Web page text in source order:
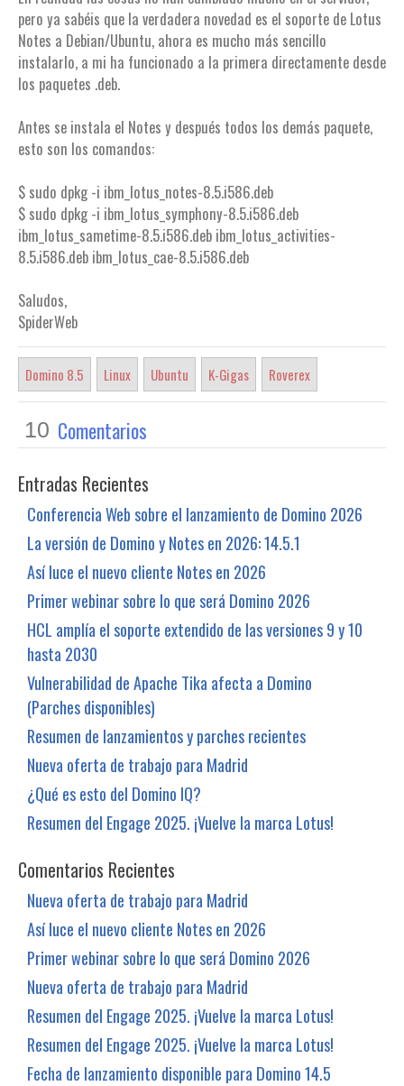
pero ya sabéis que la verdadera novedad es el soporte de Lotus
Notes a Debian/Ubuntu, ahora es mucho más sencillo
instalarlo, a mi ha funcionado a la primera directamente desde
los paquetes .deb.
Antes se instala el Notes y después todos los demás paquete,
esto son los comandos:
$ sudo dpkg -i ibm_lotus_notes-8.5.i586.deb
$ sudo dpkg -i ibm_lotus_symphony-8.5.i586.deb
ibm_lotus_sametime-8.5.i586.deb ibm_lotus_activities-
8.5.i586.deb ibm_lotus_cae-8.5.i586.deb
Saludos,
SpiderWeb
Domino 8.5 Linux Ubuntu K-Gigas Roverex
10 Comentarios
Entradas Recientes
Conferencia Web sobre el lanzamiento de Domino 2026
La versión de Domino y Notes en 2026: 14.5.1
Así luce el nuevo cliente Notes en 2026
Primer webinar sobre lo que será Domino 2026
HCL amplía el soporte extendido de las versiones 9 y 10
hasta 2030
Vulnerabilidad de Apache Tika afecta a Domino
(Parches disponibles)
Resumen de lanzamientos y parches recientes
Nueva oferta de trabajo para Madrid
¿Qué es esto del Domino IQ?
Resumen del Engage 2025. ¡Vuelve la marca Lotus!
Comentarios Recientes
Nueva oferta de trabajo para Madrid
Así luce el nuevo cliente Notes en 2026
Primer webinar sobre lo que será Domino 2026
Nueva oferta de trabajo para Madrid
Resumen del Engage 2025. ¡Vuelve la marca Lotus!
Resumen del Engage 2025. ¡Vuelve la marca Lotus!
Fecha de lanzamiento disponible para Domino 14.5